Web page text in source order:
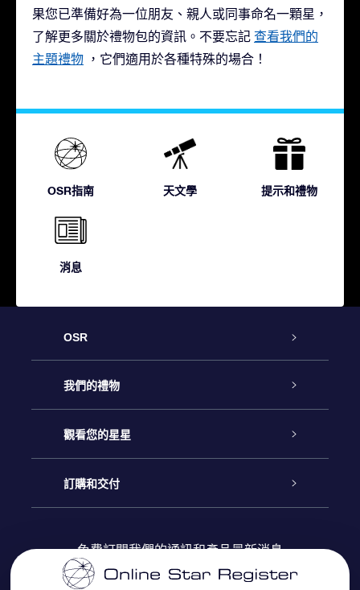
果您已準備好為一位朋友、親人或同事命名一顆星，
了解更多關於禮物包的資訊。不要忘記 查看我們的
主題禮物 ，它們適用於各種特殊的場合！
OSR指南 天文學 提示和禮物
消息
OSR
客戶服務
聯繫我們
博客
評論
我們的禮物
Online Star禮物
OSR禮物包
OSR 禮物卡
觀看您的星星
星星注册
個性化的Star Page
訂購和交付
付款資訊
免費訂閱我們的通訊和產品最新消息